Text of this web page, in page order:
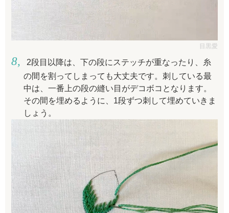
目黒愛
2段目以降は、下の段にステッチが重なったり、糸
の間を割ってしまっても大丈夫です。刺している最
中は、一番上の段の縫い目がデコボコとなります。
その間を埋めるように、1段ずつ刺して埋めていきま
しょう。